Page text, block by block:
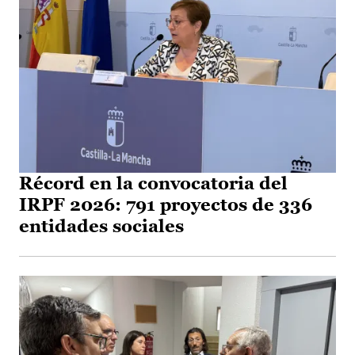
Récord en la convocatoria del
IRPF 2026: 791 proyectos de 336
entidades sociales